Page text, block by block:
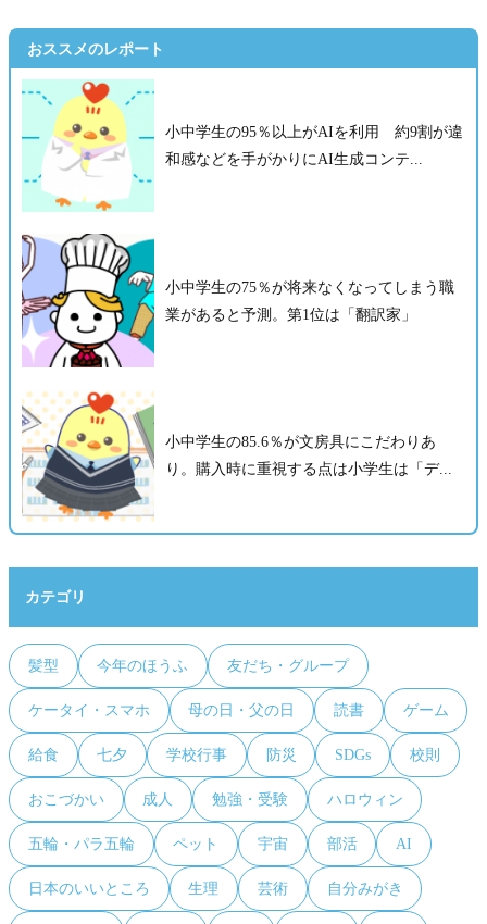
おススメのレポート
小中学生の95％以上がAIを利用 約9割が違
和感などを手がかりにAI生成コンテ...
小中学生の75％が将来なくなってしまう職
業があると予測。第1位は「翻訳家」
小中学生の85.6％が文房具にこだわりあ
り。購入時に重視する点は小学生は「デ...
カテゴリ
髪型 今年のほうふ 友だち・グループ
ケータイ・スマホ 母の日・父の日 読書 ゲーム
給食 七夕 学校行事 防災 SDGs 校則
おこづかい 成人 勉強・受験 ハロウィン
五輪・パラ五輪 ペット 宇宙 部活 AI
日本のいいところ 生理 芸術 自分みがき